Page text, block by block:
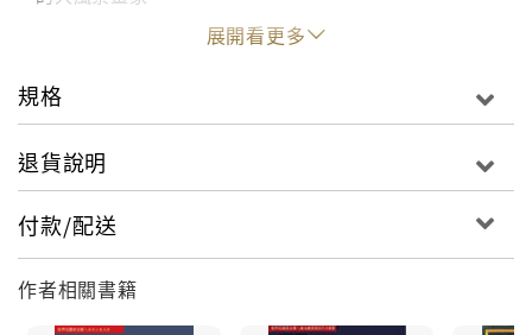
展開看更多
規格
退貨說明
付款/配送
作者相關書籍